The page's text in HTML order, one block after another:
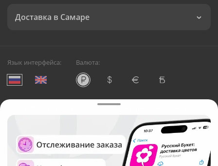
Доставка в Самаре
Язык интерфейса: Валюта:
Служба круглосуточной доставки цветов в Самаре
Русский Букет, 2026
Общество с ограниченной ответственностью «Технология»
ОГРН: 1195476081745, ИНН: 5410081997
Юридический адрес: г. Новосибирск, ул. Ипподромская,
д.42, оф. 3